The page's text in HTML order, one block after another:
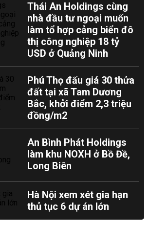
Thái An Holdings cùng
nhà đầu tư ngoại muốn
làm tổ hợp cảng biển đô
thị công nghiệp 18 tỷ
USD ở Quảng Ninh
Phú Thọ đấu giá 30 thửa
đất tại xã Tam Dương
Bắc, khởi điểm 2,3 triệu
đồng/m2
An Bình Phát Holdings
làm khu NOXH ở Bồ Đề,
Long Biên
Hà Nội xem xét gia hạn
thủ tục 6 dự án lớn